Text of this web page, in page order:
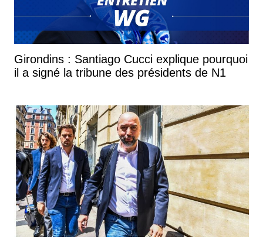
Girondins : Santiago Cucci explique pourquoi
il a signé la tribune des présidents de N1